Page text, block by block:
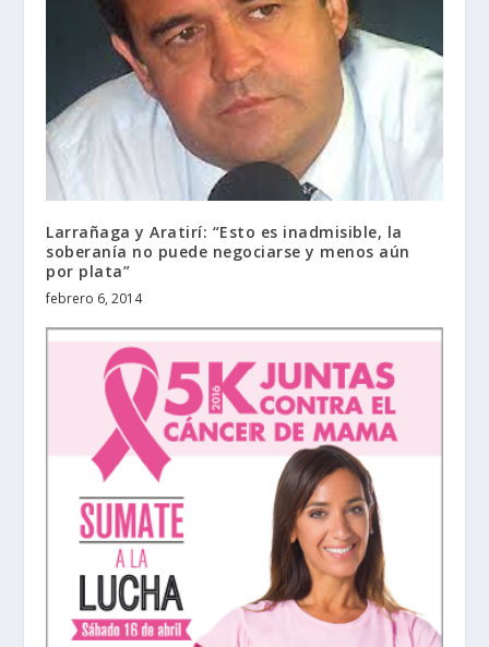
Larrañaga y Aratirí: “Esto es inadmisible, la
soberanía no puede negociarse y menos aún
por plata”
febrero 6, 2014